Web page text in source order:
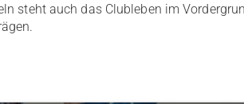
steht auch das Clubleben im